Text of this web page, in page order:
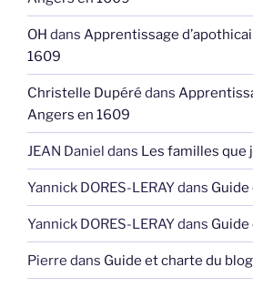
OH dans Apprentissage
1609
Christelle Dupéré dans
Angers en 1609
JEAN Daniel dans Les familles que
Yannick DORES-LERAYdans
Yannick DORES-LERAYdans
Pierre dans Guide et charte du blog